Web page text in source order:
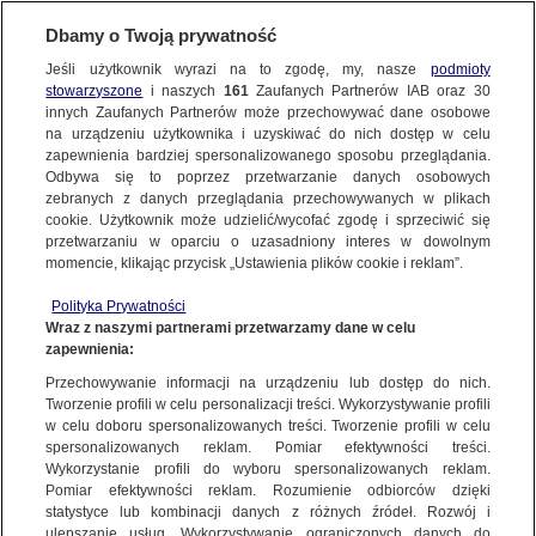
FAKTY | FAKTY PO POŁUDNIU
Marcin Kierwiński pokieruje odbudową po powodzi. "Nikt nie zostanie bez
pomocy"
NAJNOWSZE
ZOBACZ FAKTY
FAKTY PO FAKTACH
FAKTY O ŚWIECIE
WIĘCEJ
KANAŁY
Dzień dobry!
Jedno konto do wszystkich usług
Dbamy o Twoją prywatność
Jeśli użytkownik wyrazi na to zgodę, my, nasze podmioty
stowarzyszone i naszych 161Zaufanych Partnerów IAB oraz 30
innych Zaufanych Partnerów może przechowywać dane osobowe
na urządzeniu użytkownika i uzyskiwać do nich dostęp w celu
zapewnienia bardziej spersonalizowanego sposobu przeglądania.
Odbywa się to poprzez przetwarzanie danych osobowych
zebranych z danych przeglądania przechowywanych w plikach
cookie. Użytkownik może udzielić/wycofać zgodę i sprzeciwić się
przetwarzaniu w oparciu o uzasadniony interes w dowolnym
momencie, klikając przycisk „Ustawienia plików cookie i reklam”.
Polityka Prywatności
Wraz z naszymi partnerami przetwarzamy dane w celu
zapewnienia:
Przechowywanie informacji na urządzeniu lub dostęp do nich.
Tworzenie profili w celu personalizacji treści. Wykorzystywanie profili
w celu doboru spersonalizowanych treści. Tworzenie profili w celu
spersonalizowanych reklam. Pomiar efektywności treści.
Wykorzystanie profili do wyboru spersonalizowanych reklam.
Pomiar efektywności reklam. Rozumienie odbiorców dzięki
statystyce lub kombinacji danych z różnych źródeł. Rozwój i